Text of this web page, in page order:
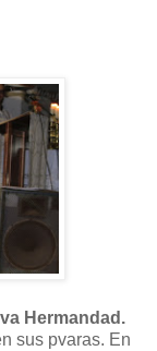
Hermandad.
sus pvaras. En